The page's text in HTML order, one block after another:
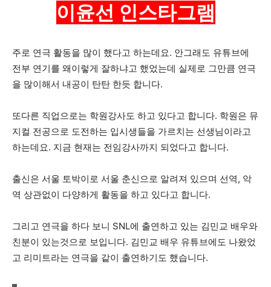
이윤선 인스타그램
주로 연극 활동을 많이 했다고 하는데요. 안그래도 유튜브에
전부 연기를 왜이렇게 잘하냐고 했었는데 실제로 그만큼 연극
을 많이해서 내공이 탄탄 한듯 합니다.
또다른 직업으로는 학원강사도 하고 있다고 합니다. 학원은 뮤
지컬 전공으로 도전하는 입시생들을 가르치는 선생님이라고
하는데요. 지금 현재는 전임강사까지 되었다고 합니다.
출신은 서울 토박이로 서울 춘신으로 알려져 있으며 선역, 악
역 상관없이 다양하게 활동을 하고 있다고 합니다.
그리고 연극을 하다 보니 SNL에 출연하고 있는 김민교 배우와
친분이 있는것으로 보입니다. 김민교 배우 유튜브에도 나왔었
고 리미트라는 연극을 같이 출연하기도 했습니다.